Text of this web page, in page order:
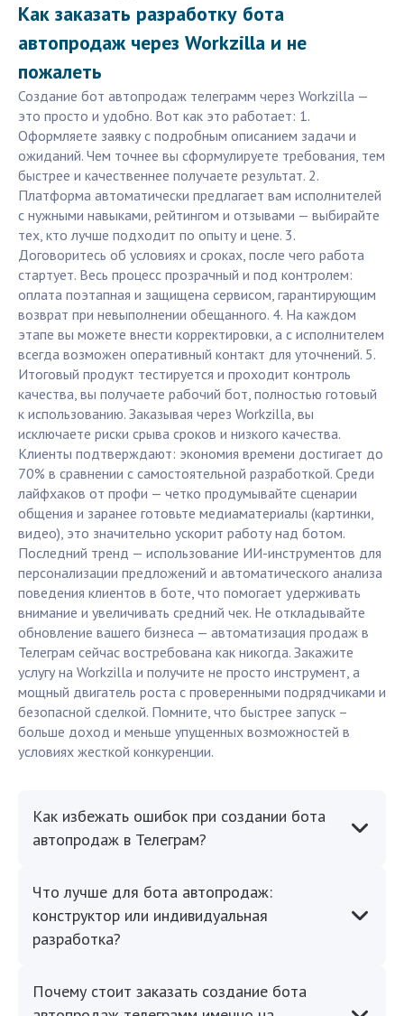
Как заказать разработку бота
автопродаж через Workzilla и не
пожалеть
Создание бот автопродаж телеграмм через Workzilla —
это просто и удобно. Вот как это работает: 1.
Оформляете заявку с подробным описанием задачи и
ожиданий. Чем точнее вы сформулируете требования, тем
быстрее и качественнее получаете результат. 2.
Платформа автоматически предлагает вам исполнителей
с нужными навыками, рейтингом и отзывами — выбирайте
тех, кто лучше подходит по опыту и цене. 3.
Договоритесь об условиях и сроках, после чего работа
стартует. Весь процесс прозрачный и под контролем:
оплата поэтапная и защищена сервисом, гарантирующим
возврат при невыполнении обещанного. 4. На каждом
этапе вы можете внести корректировки, а с исполнителем
всегда возможен оперативный контакт для уточнений. 5.
Итоговый продукт тестируется и проходит контроль
качества, вы получаете рабочий бот, полностью готовый
к использованию. Заказывая через Workzilla, вы
исключаете риски срыва сроков и низкого качества.
Клиенты подтверждают: экономия времени достигает до
70% в сравнении с самостоятельной разработкой. Среди
лайфхаков от профи — четко продумывайте сценарии
общения и заранее готовьте медиаматериалы (картинки,
видео), это значительно ускорит работу над ботом.
Последний тренд — использование ИИ-инструментов для
персонализации предложений и автоматического анализа
поведения клиентов в боте, что помогает удерживать
внимание и увеличивать средний чек. Не откладывайте
обновление вашего бизнеса — автоматизация продаж в
Телеграм сейчас востребована как никогда. Закажите
услугу на Workzilla и получите не просто инструмент, а
мощный двигатель роста с проверенными подрядчиками и
безопасной сделкой. Помните, что быстрее запуск –
больше доход и меньше упущенных возможностей в
условиях жесткой конкуренции.
Как избежать ошибок при создании бота
автопродаж в Телеграм?
Что лучше для бота автопродаж:
конструктор или индивидуальная
разработка?
Почему стоит заказать создание бота